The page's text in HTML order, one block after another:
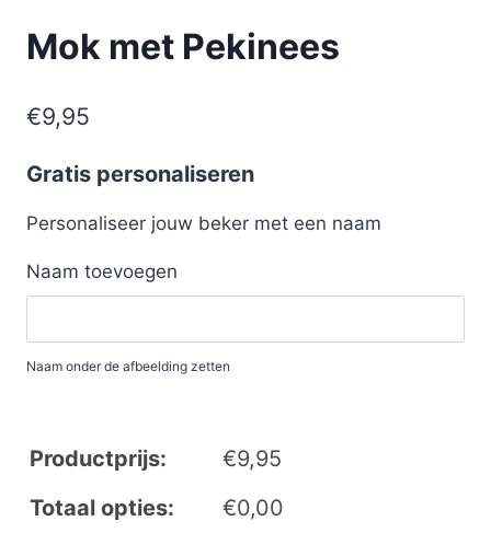
Mok met Pekinees
€9,95
Gratis personaliseren
Personaliseer jouw beker met een naam
Naam toevoegen
Naam onder de afbeelding zetten
Productprijs: €9,95
Totaal opties:
€0,00